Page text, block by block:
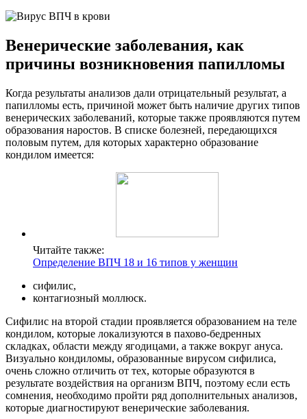
Венерические заболевания, как
причины возникновения папилломы
Когда результаты анализов дали отрицательный результат, а
папилломы есть, причиной может быть наличие других типов
венерических заболеваний, которые также проявляются путем
образования наростов. В списке болезней, передающихся
половым путем, для которых характерно образование
кондилом имеется:
Читайте также:
Определение ВПЧ 18 и 16 типов у женщин
сифилис,
контагиозный моллюск.
Сифилис на второй стадии проявляется образованием на теле
кондилом, которые локализуются в пахово-бедренных
складках, области между ягодицами, а также вокруг ануса.
Визуально кондиломы, образованные вирусом сифилиса,
очень сложно отличить от тех, которые образуются в
результате воздействия на организм ВПЧ, поэтому если есть
сомнения, необходимо пройти ряд дополнительных анализов,
которые диагностируют венерические заболевания.